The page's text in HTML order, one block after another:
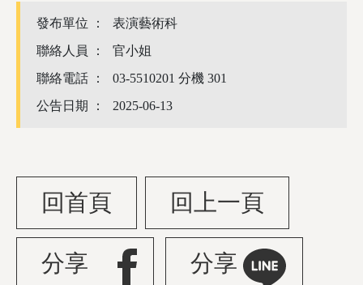
發布單位 ：
表演藝術科
聯絡人員 ：
官小姐
聯絡電話 ：
03-5510201 分機 301
公告日期 ：
2025-06-13
回首頁 回上一頁
分享 分享